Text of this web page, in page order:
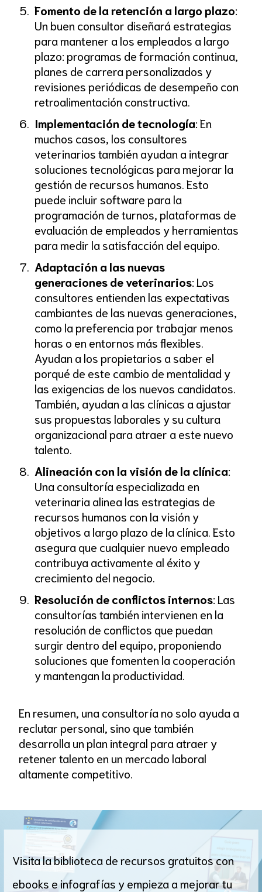
Fomento de la retención a largo plazo:
Un buen consultor diseñará estrategias
para mantener a los empleados a largo
plazo: programas de formación continua,
planes de carrera personalizados y
revisiones periódicas de desempeño con
retroalimentación constructiva.
Implementación de tecnología: En
muchos casos, los consultores
veterinarios también ayudan a integrar
soluciones tecnológicas para mejorar la
gestión de recursos humanos. Esto
puede incluir software para la
programación de turnos, plataformas de
evaluación de empleados y herramientas
para medir la satisfacción del equipo.
Adaptación a las nuevas
generaciones de veterinarios: Los
consultores entienden las expectativas
cambiantes de las nuevas generaciones,
como la preferencia por trabajar menos
horas o en entornos más flexibles.
Ayudan a los propietarios a saber el
porqué de este cambio de mentalidad y
las exigencias de los nuevos candidatos.
También, ayudan a las clínicas a ajustar
sus propuestas laborales y su cultura
organizacional para atraer a este nuevo
talento.
Alineación con la visión de la clínica:
Una consultoría especializada en
veterinaria alinea las estrategias de
recursos humanos con la visión y
objetivos a largo plazo de la clínica. Esto
asegura que cualquier nuevo empleado
contribuya activamente al éxito y
crecimiento del negocio.
Resolución de conflictos internos: Las
consultorías también intervienen en la
resolución de conflictos que puedan
surgir dentro del equipo, proponiendo
soluciones que fomenten la cooperación
y mantengan la productividad.
En resumen, una consultoría no solo ayuda a
reclutar personal, sino que también
desarrolla un plan integral para atraer y
retener talento en un mercado laboral
altamente competitivo.
Visita la biblioteca de recursos gratuitos con
ebooks e infografías y empieza a mejorar tu